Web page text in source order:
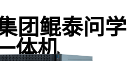
团鲲泰问学
体机